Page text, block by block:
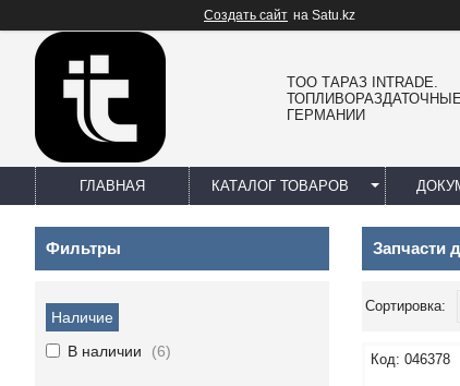
Создать сайт на Satu.kz
TOO ТАРАЗ INTRADE.
ГЕРМАНИИ
ГЛАВНАЯ КАТАЛОГ ТОВАРОВ
Запчасти
046378
Фильтры
Наличие
В наличии
6